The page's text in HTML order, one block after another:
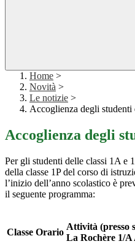
Home >
Novità >
Le notizie >
Accoglienza degli studenti
Accoglienza degli
Per gli studenti delle classi 1A e
della classe 1P del corso di
l’inizio dell’anno scolastico è
il seguente programma:
Classe Orario
Attività (presso
La Rochère 1/A